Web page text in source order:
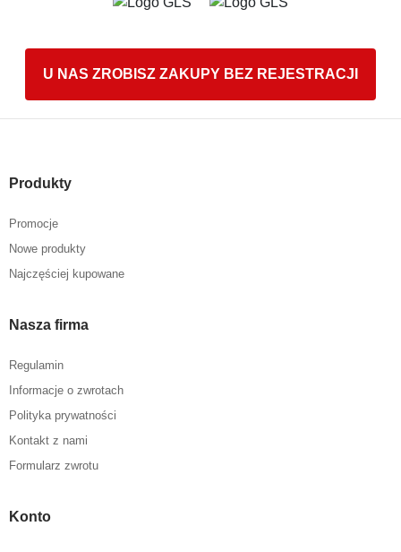
U NAS ZROBISZ ZAKUPY BEZ REJESTRACJI
Produkty
Promocje
Nowe produkty
Najczęściej kupowane
Nasza firma
Regulamin
Informacje o zwrotach
Polityka prywatności
Kontakt z nami
Formularz zwrotu
Konto